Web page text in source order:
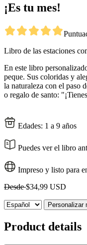
¡Es tu mes!
Libro de las estaciones
En este libro
peque. Sus coloridas y
la naturaleza con el paso
o regalo de santo:
Edades: 1 a 9 años
Puedes ver el libro
Impreso y listo para
Desde$34,99 USD
Personalizar
Product details